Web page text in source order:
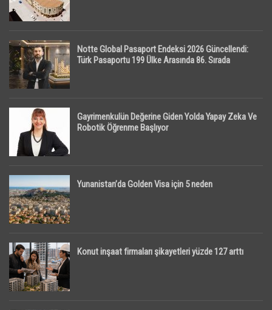
Notte Global Pasaport Endeksi 2026 Güncellendi:
Türk Pasaportu 199 Ülke Arasında 86. Sırada
Gayrimenkulün Değerine Giden Yolda Yapay Zeka Ve
Robotik Öğrenme Başlıyor
Yunanistan’da Golden Visa için 5 neden
Konut inşaat firmaları şikayetleri yüzde 127 arttı